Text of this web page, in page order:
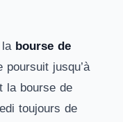
la bourse de
poursuit jusqu’à
la bourse de
toujours de